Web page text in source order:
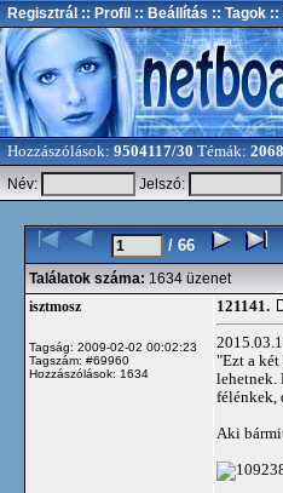
Regisztrál :: Profil :: Beállítás :: Tagok ::
Hozzászólások: 9504117/30 Témák:
Név:
Jelszó:
/ 66
Találatok száma: 1634 üzenet
isztmosz
Tagság: 2009-02-02 00:02:23
Tagszám: #69960
Hozzászólások: 1634
121141.
"Ezt a
lehetnek.
félénkek,
Aki